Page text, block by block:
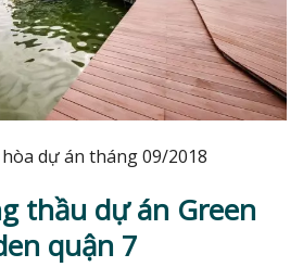
dự án tháng 09/2018
thầu dự án Green
quận 7